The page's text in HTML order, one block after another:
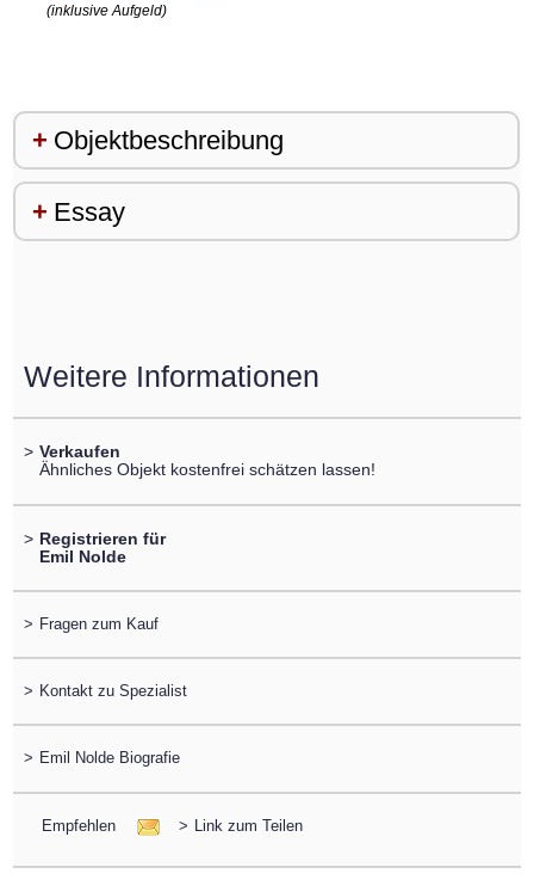
(inklusive Aufgeld)
Objektbeschreibung
Essay
Weitere Informationen
> Verkaufen
Ähnliches Objekt kostenfrei schätzen lassen!
> Registrieren für
Emil Nolde
> Fragen zum Kauf
> Kontakt zu Spezialist
> Emil Nolde Biografie
Empfehlen > Link zum Teilen